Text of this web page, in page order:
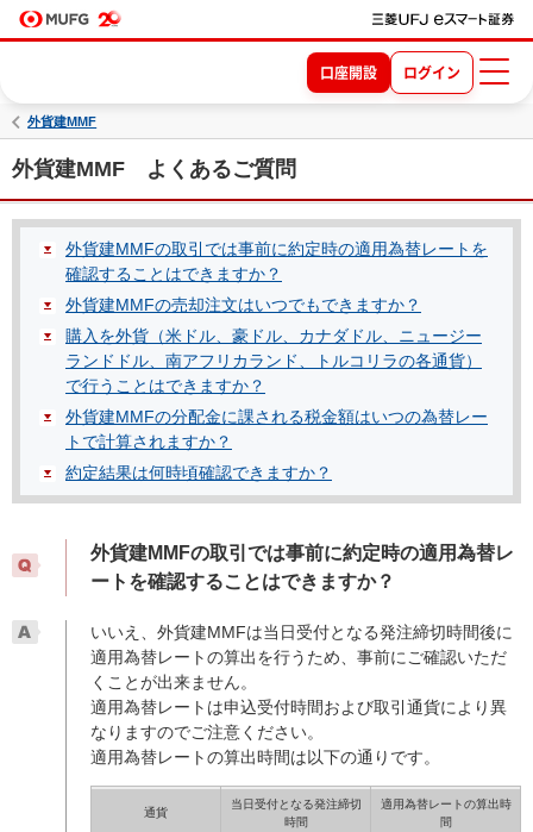
口座開設 ログイン
外貨建MMF
外貨建MMF よくあるご質問
外貨建MMFの取引では事前に約定時の適用為替レートを
確認することはできますか？
外貨建MMFの売却注文はいつでもできますか？
購入を外貨（米ドル、豪ドル、カナダドル、ニュージー
ランドドル、南アフリカランド、トルコリラの各通貨）
で行うことはできますか？
外貨建MMFの分配金に課される税金額はいつの為替レー
トで計算されますか？
約定結果は何時頃確認できますか？
外貨建MMFの取引では事前に約定時の適用為替レ
ートを確認することはできますか？
いいえ、外貨建MMFは当日受付となる発注締切時間後に
適用為替レートの算出を行うため、事前にご確認いただ
くことが出来ません。
適用為替レートは申込受付時間および取引通貨により異
なりますのでご注意ください。
適用為替レートの算出時間は以下の通りです。
通貨
当日受付となる発注締切
時間
適用為替レートの算出時
間